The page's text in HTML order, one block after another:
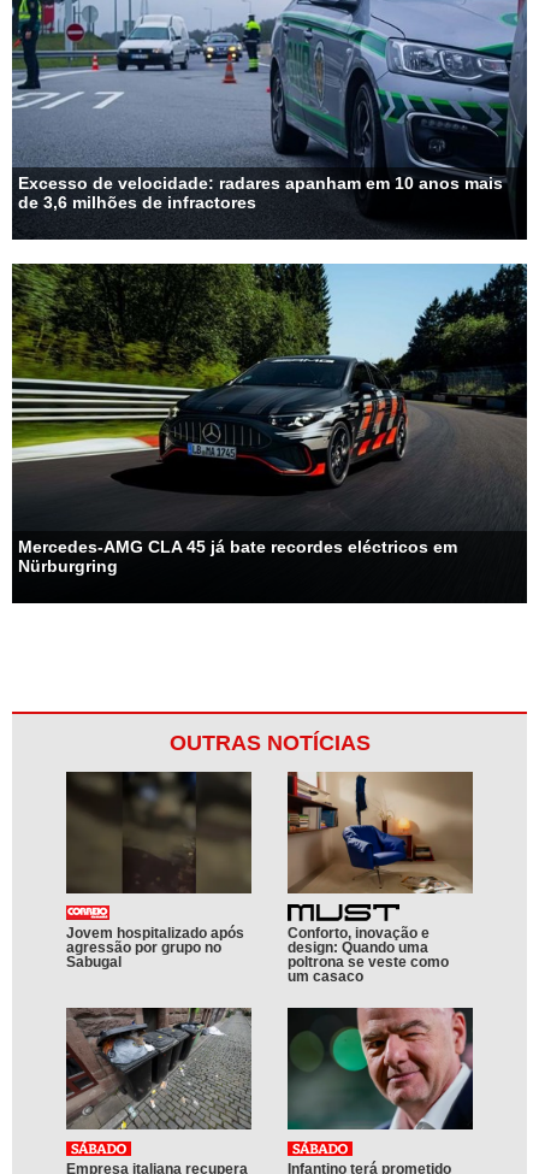
Excesso de velocidade: radares apanham em 10 anos mais
de 3,6 milhões de infractores
Mercedes-AMG CLA 45 já bate recordes eléctricos em
Nürburgring
OUTRAS NOTÍCIAS
Jovem hospitalizado após
agressão por grupo no
Sabugal
Conforto, inovação e
design: Quando uma
poltrona se veste como
um casaco
Empresa italiana recupera
Infantino terá prometido